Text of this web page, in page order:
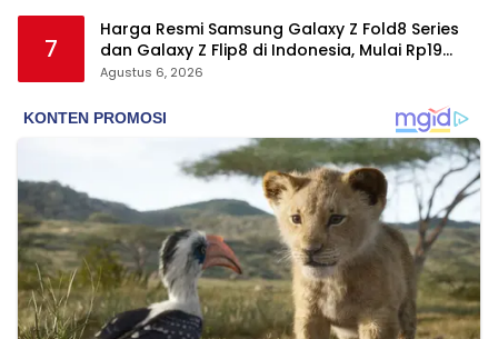
7
Harga Resmi Samsung Galaxy Z Fold8 Series
dan Galaxy Z Flip8 di Indonesia, Mulai Rp19
Jutaan
Agustus 6, 2026